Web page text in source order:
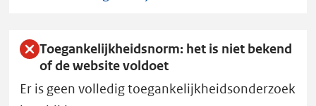
Toegankelijkheidsnorm: het is niet bekend
of de website voldoet
Er is geen volledig toegankelijkheidsonderzoek